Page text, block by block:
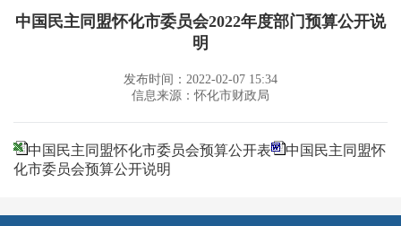
中国民主同盟怀化市委员会2022年度部门预算公开说
明
发布时间：2022-02-07 15:34
信息来源：怀化市财政局
中国民主同盟怀化市委员会预算公开表
中国民主同盟怀
化市委员会预算公开说明